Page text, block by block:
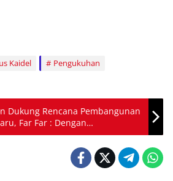
Kaidel
Pengukuhan
Dukung Rencana Pembangunan
Far Far : Dengan